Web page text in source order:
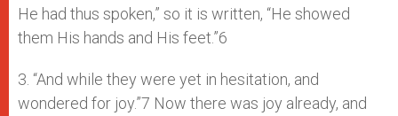
He had thus spoken,” so it is written, “He showed
them His hands and His feet.”6
3. “And while they were yet in hesitation, and
wondered for joy.”7 Now there was joy already, and